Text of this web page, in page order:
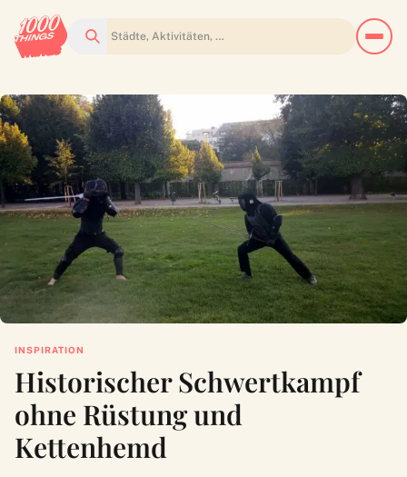
Suchen
INSPIRATION
Historischer Schwertkampf
ohne Rüstung und
Kettenhemd